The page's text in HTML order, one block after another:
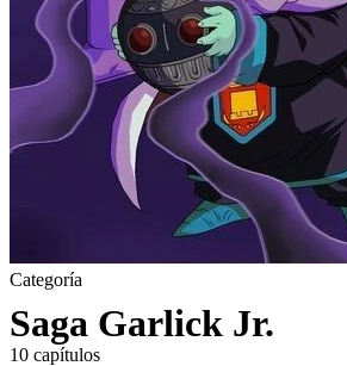
Categoría
Saga Garlick Jr.
10 capítulos